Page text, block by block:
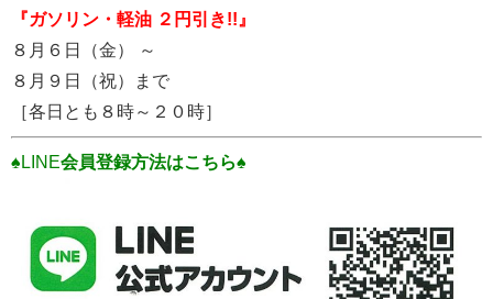
『ガソリン・軽油 ２円引き!!』
８月６日（金） ～
８月９日（祝）まで
［各日とも８時～２０時］
♠LINE会員登録方法はこちら♠